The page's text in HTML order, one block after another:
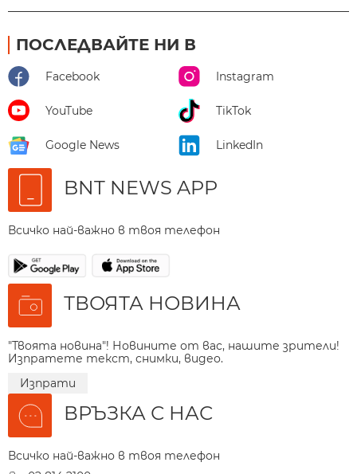
ПОСЛЕДВАЙТЕ НИ В
Facebook Instagram
YouTube TikTok
Google News LinkedIn
BNT NEWS APP
Всичко най-важно в твоя телефон
ТВОЯТА НОВИНА
"Твоята новина"! Новините от вас, нашите зрители!
Изпратете текст, снимки, видео.
Изпрати
ВРЪЗКА С НАС
Всичко най-важно в твоя телефон